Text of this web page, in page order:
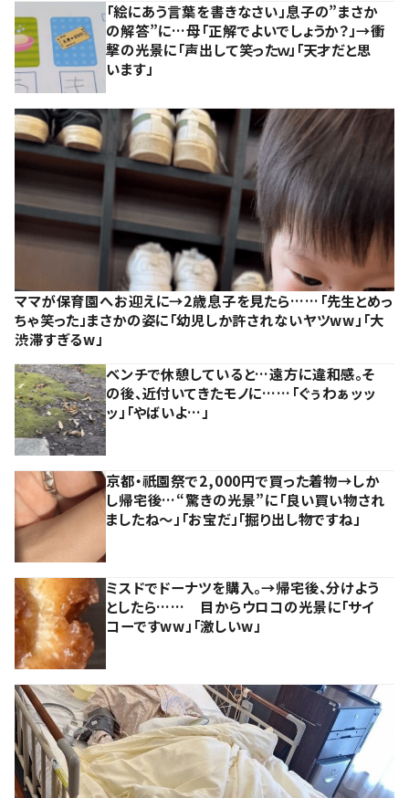
「絵にあう言葉を書きなさい」息子の”まさか
の解答”に…母「正解でよいでしょうか？」→衝
撃の光景に「声出して笑ったｗ」「天才だと思
います」
ママが保育園へお迎えに→2歳息子を見たら……「先生とめっ
ちゃ笑った」まさかの姿に「幼児しか許されないヤツww」「大
渋滞すぎるw」
ベンチで休憩していると…遠方に違和感。そ
の後、近付いてきたモノに……「ぐぅわぁッッ
ッ」「やばいよ…」
京都・祇園祭で2,000円で買った着物→しか
し帰宅後…“驚きの光景”に「良い買い物され
ましたね～」「お宝だ」「掘り出し物ですね」
ミスドでドーナツを購入。→帰宅後、分けよう
としたら…… 目からウロコの光景に「サイ
コーですww」「激しいw」